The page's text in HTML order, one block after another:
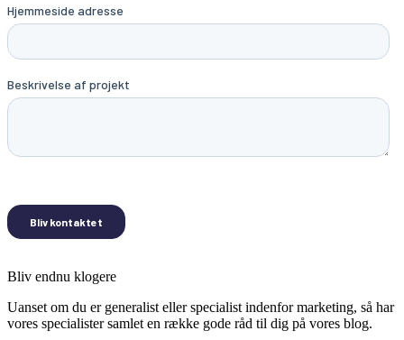
Bliv endnu klogere
Uanset om du er generalist eller specialist indenfor marketing, så har
vores specialister samlet en række gode råd til dig på vores blog.